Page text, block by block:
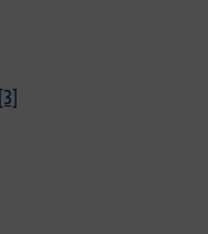
[3]